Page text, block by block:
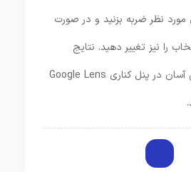
نظر ضربه بزنید و در صورت
را نیز تغییر دهید. نتایج
جستجو برای دسترسی آسان در پنل کناری Google Lens